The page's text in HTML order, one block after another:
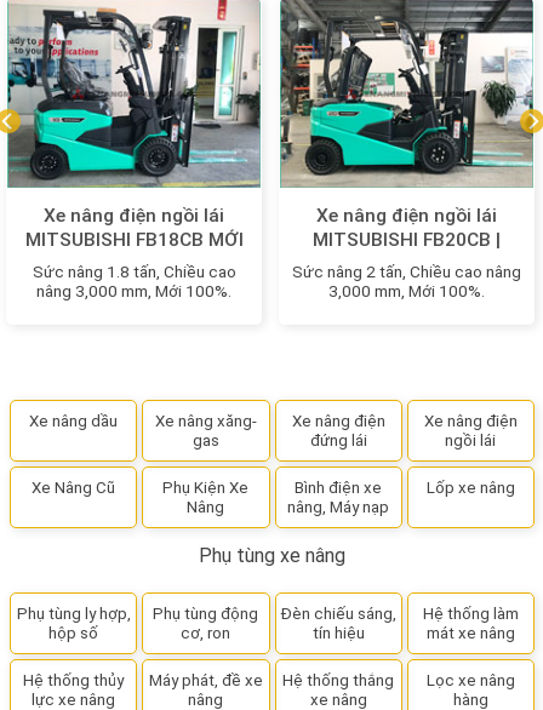
Xe nâng điện ngồi lái
MITSUBISHI FB18CB MỚI
100%
Sức nâng 1.8 tấn, Chiều cao
nâng 3,000 mm, Mới 100%.
Xe nâng điện ngồi lái
MITSUBISHI FB20CB |
FB20LCB MỚI 100%
Sức nâng 2 tấn, Chiều cao nâng
3,000 mm, Mới 100%.
Xe nâng dầu
Xe nâng xăng-
gas
Xe nâng điện
đứng lái
Xe nâng điện
ngồi lái
Xe Nâng Cũ
Phụ Kiện Xe
Nâng
Bình điện xe
nâng, Máy nạp
Lốp xe nâng
Phụ tùng xe nâng
Phụ tùng ly hợp,
hộp số
Phụ tùng động
cơ, ron
Đèn chiếu sáng,
tín hiệu
Hệ thống làm
mát xe nâng
Hệ thống thủy
lực xe nâng
Máy phát, đề xe
nâng
Hệ thống thắng
xe nâng
Lọc xe nâng
hàng